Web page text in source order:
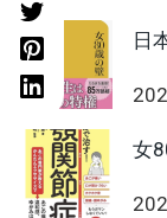
日
女